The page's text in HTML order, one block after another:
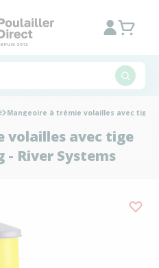
Mangeoire à trémie volailles avec tige
volailles avec tige
- River Systems